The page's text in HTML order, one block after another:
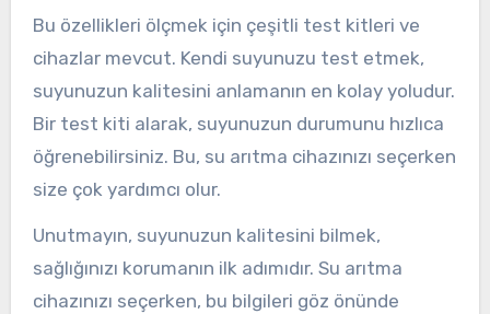
Bu özellikleri ölçmek için çeşitli test kitleri ve
cihazlar mevcut. Kendi suyunuzu test etmek,
suyunuzun kalitesini anlamanın en kolay yoludur.
Bir test kiti alarak, suyunuzun durumunu hızlıca
öğrenebilirsiniz. Bu, su arıtma cihazınızı seçerken
size çok yardımcı olur.
Unutmayın, suyunuzun kalitesini bilmek,
sağlığınızı korumanın ilk adımıdır. Su arıtma
cihazınızı seçerken, bu bilgileri göz önünde